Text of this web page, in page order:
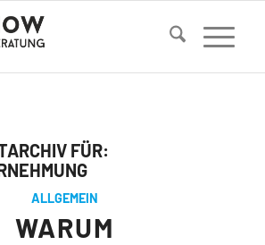
FÜR:
ALLGEMEIN
WARUM